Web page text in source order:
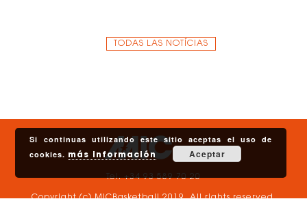
TODAS LAS NOTÍCIAS
Tel. +34 93 589 70 20
Si continuas utilizando este sitio aceptas el uso de
cookies. más información Aceptar